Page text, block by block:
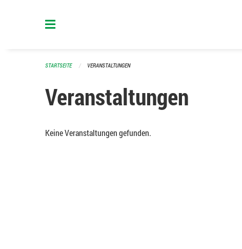
STARTSEITE VERANSTALTUNGEN
Veranstaltungen
Keine Veranstaltungen gefunden.